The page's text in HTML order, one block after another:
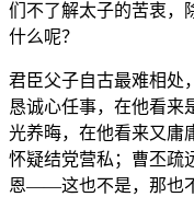
们不了解太子的苦衷，
什么呢？
君臣父子自古最难相处
恳诚心任事，在他看来
光养晦，在他看来又庸
怀疑结党营私；曹丕疏
恩——这也不是，那也